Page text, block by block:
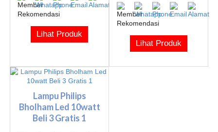
Lihat Produk
Lihat Produk
Lampu Philips
Bholham Led 10watt
Beli 3 Gratis 1